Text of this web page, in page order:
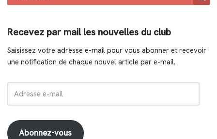
Recevez par mail les nouvelles du club
Saisissez votre adresse e-mail pour vous abonner et recevoir
une notification de chaque nouvel article par e-mail.
Abonnez-vous